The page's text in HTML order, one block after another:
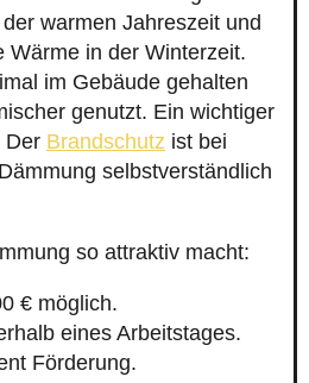
warmen Jahreszeit und
Wärme in der Winterzeit.
im Gebäude gehalten
genutzt. Ein wichtiger
Der Brandschutz ist bei
selbstverständlich
so attraktiv macht:
€ möglich.
eines Arbeitstages.
Förderung.